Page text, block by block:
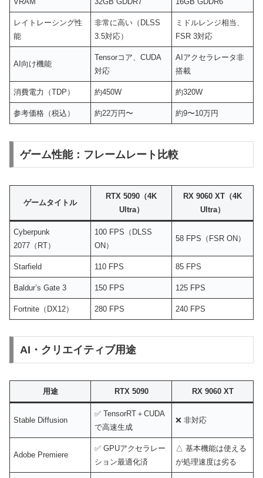
レイトレーシング性
能
非常に高い（DLSS
3.5対応）
ミドルレンジ相当、
FSR 3対応
AI向け機能
Tensorコア、CUDA
対応
AIアクセラレータ非
搭載
消費電力（TDP） 約450W 約320W
参考価格（税込） 約22万円〜 約9〜10万円
ゲーム性能：フレームレート比較
ゲームタイトル
RTX 5090（4K
Ultra）
RX 9060 XT（4K
Ultra）
Cyberpunk
2077（RT）
100 FPS（DLSS
ON）
58 FPS（FSR ON）
Starfield 110 FPS 85 FPS
Baldur’s Gate 3 150 FPS 125 FPS
Fortnite（DX12） 280 FPS 240 FPS
AI・クリエイティブ用途
用途 RTX 5090 RX 9060 XT
Stable Diffusion
✅ TensorRT＋CUDA
で高速生成
❌ 非対応
Adobe Premiere
✅ GPUアクセラレー
ション最適化済
△ 基本機能は使える
が処理速度は劣る